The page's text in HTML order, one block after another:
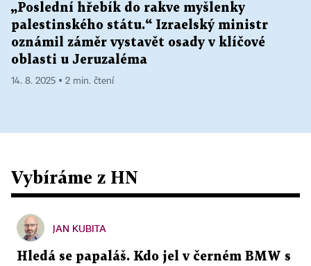
„Poslední hřebík do rakve myšlenky
palestinského státu.“ Izraelský ministr
oznámil záměr vystavět osady v klíčové
oblasti u Jeruzaléma
14. 8. 2025 ▪ 2 min. čtení
Vybíráme z HN
JAN KUBITA
Hledá se papaláš. Kdo jel v černém BMW s